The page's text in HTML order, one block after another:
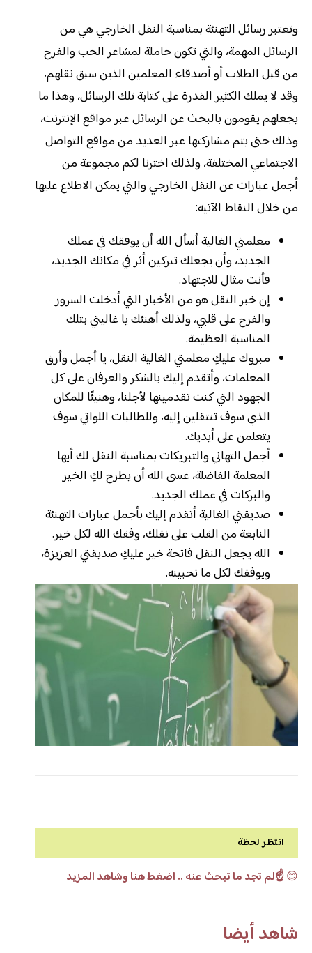
وتعتبر رسائل التهنئة بمناسبة النقل الخارجي هي من
الرسائل المهمة، والتي تكون حاملة لمشاعر الحب والفرح
من قبل الطلاب أو أصدقاء المعلمين الذين سبق نقلهم،
وقد لا يملك الكثير القدرة على كتابة تلك الرسائل، وهذا ما
يجعلهم يقومون بالبحث عن الرسائل عبر مواقع الإنترنت،
وذلك حتى يتم مشاركتها عبر العديد من مواقع التواصل
الاجتماعي المختلفة، ولذلك اخترنا لكم مجموعة من
أجمل عبارات عن النقل الخارجي والتي يمكن الاطلاع عليها
من خلال النقاط الآتية:
معلمتي الغالية أسأل الله أن يوفقك في عملك
الجديد، وأن يجعلك تتركين أثر في مكانك الجديد،
فأنت مثال للاجتهاد.
إن خبر النقل هو من الأخبار التي أدخلت السرور
والفرح على قلبي، ولذلك أهنئك يا غاليتي بتلك
المناسبة العظيمة.
مبروك عليكِ معلمتي الغالية النقل، يا أجمل وأرق
المعلمات، وأتقدم إليك بالشكر والعرفان على كل
الجهود التي كنت تقدمينها لأجلنا، وهنيئًا للمكان
الذي سوف تنتقلين إليه، وللطالبات اللواتي سوف
يتعلمن على أيديك.
أجمل التهاني والتبريكات بمناسبة النقل لك أيها
المعلمة الفاضلة، عسى الله أن يطرح لكِ الخير
والبركات في عملك الجديد.
صديقتي الغالية أتقدم إليك بأجمل عبارات التهنئة
النابعة من القلب على نقلك، وفقك الله لكل خير.
الله يجعل النقل فاتحة خير عليكِ صديقتي العزيزة،
ويوفقك لكل ما تحبينه.
انتظر لحظة
😊☝️لم تجد ما تبحث عنه .. اضغط هنا وشاهد المزيد
شاهد أيضا